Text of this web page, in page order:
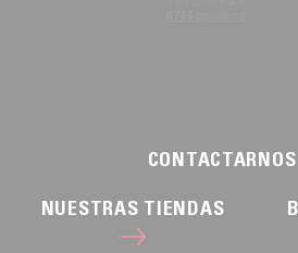
CONTACTARNOS
NUESTRAS TIENDAS